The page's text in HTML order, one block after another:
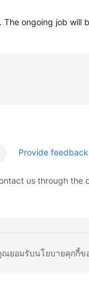
. The ongoing job will
Provide feedback
us through the
ยอมรับนโยบายคุกกี้ขอ